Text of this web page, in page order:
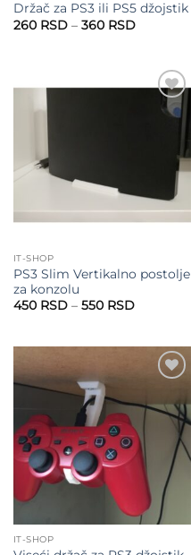
Držač za PS3 ili PS5 džojstik
260 RSD – 360 RSDRaspon
360 RSD
Add to
IT-SHOP
PS3 Slim Vertikalno postolje
za konzolu
450 RSD – 550 RSDRaspon
do
550 RSD
wishlist
IT-SHOP